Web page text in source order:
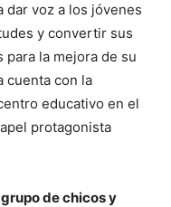
dar voz a los jóvenes
y convertir sus
la mejora de su
cuenta con la
educativo en el
protagonista
de chicos y